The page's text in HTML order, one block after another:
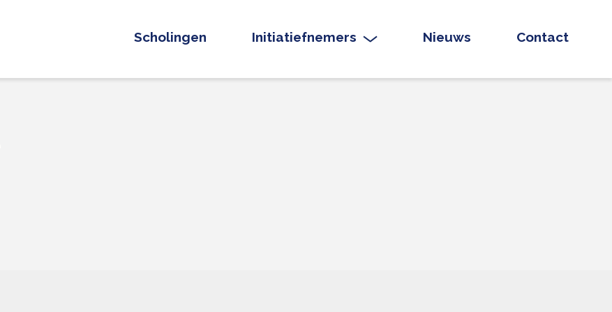
Scholingen Initiatiefnemers Nieuws Contact